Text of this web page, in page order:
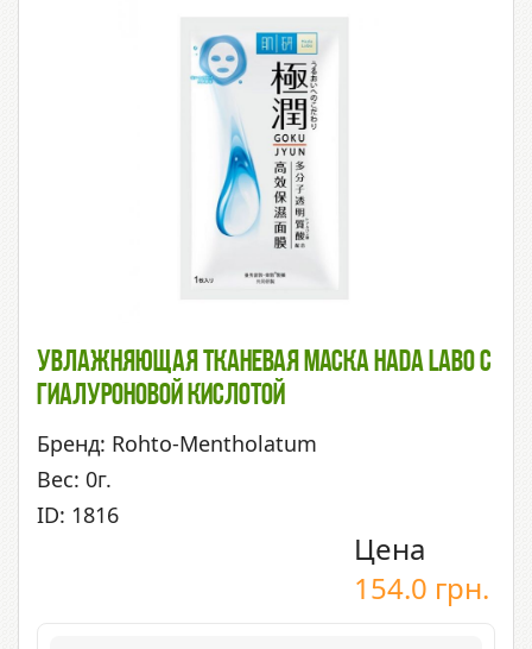
Увлажняющая Тканевая Маска Hada Labo С
Гиалуроновой Кислотой
Бренд: Rohto-Mentholatum
Вес: 0г.
ID: 1816
Цена
154.0 грн.